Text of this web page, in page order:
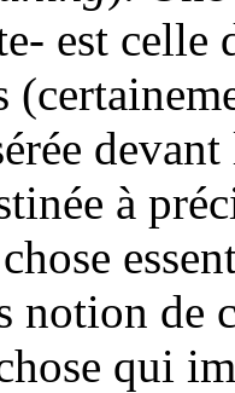
est celle
à
notion de
qui